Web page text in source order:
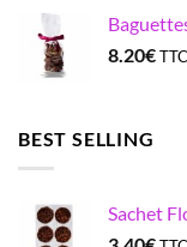
8.20€TTC
BEST SELLING
Sachet